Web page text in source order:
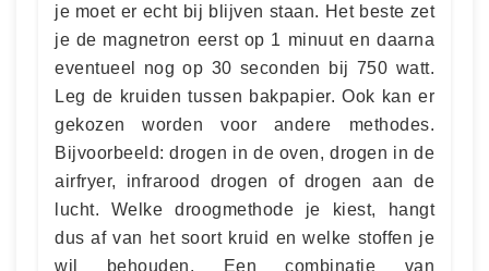
je moet er echt bij blijven staan. Het beste zet
je de magnetron eerst op 1 minuut en daarna
eventueel nog op 30 seconden bij 750 watt.
Leg de kruiden tussen bakpapier. Ook kan er
gekozen worden voor andere methodes.
Bijvoorbeeld: drogen in de oven, drogen in de
airfryer, infrarood drogen of drogen aan de
lucht. Welke droogmethode je kiest, hangt
dus af van het soort kruid en welke stoffen je
wil behouden. Een combinatie van